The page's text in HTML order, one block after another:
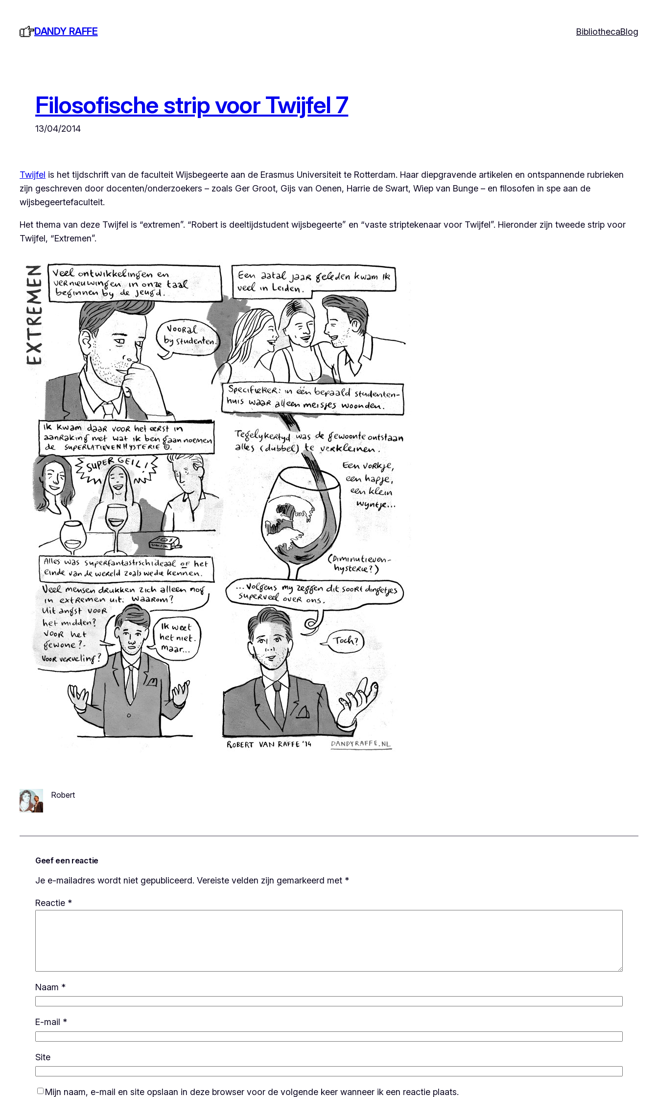
DANDY RAFFE BibliothecaBlog
Filosofische strip voor Twijfel 7
13/04/2014
Twijfel is het tijdschrift van de faculteit Wijsbegeerte aan de Erasmus Universiteit te Rotterdam. Haar diepgravende artikelen en ontspannende rubrieken
zijn geschreven door docenten/onderzoekers – zoals Ger Groot, Gijs van Oenen, Harrie de Swart, Wiep van Bunge – en filosofen in spe aan de
wijsbegeertefaculteit.
Het thema van deze Twijfel is “extremen”. “Robert is deeltijdstudent wijsbegeerte” en “vaste striptekenaar voor Twijfel”. Hieronder zijn tweede strip voor
Twijfel, “Extremen”.
Robert
Geef een reactie
Je e-mailadres wordt niet gepubliceerd. Vereiste velden zijn gemarkeerd met *
Reactie *
Naam *
E-mail *
Site
Mijn naam, e-mail en site opslaan in deze browser voor de volgende keer wanneer ik een reactie plaats.